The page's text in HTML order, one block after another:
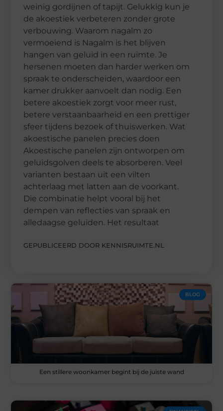
weinig gordijnen of tapijt. Gelukkig kun je
de akoestiek verbeteren zonder grote
verbouwing. Waarom nagalm zo
vermoeiend is Nagalm is het blijven
hangen van geluid in een ruimte. Je
hersenen moeten dan harder werken om
spraak te onderscheiden, waardoor een
kamer drukker aanvoelt dan nodig. Een
betere akoestiek zorgt voor meer rust,
betere verstaanbaarheid en een prettiger
sfeer tijdens bezoek of thuiswerken. Wat
akoestische panelen precies doen
Akoestische panelen zijn ontworpen om
geluidsgolven deels te absorberen. Veel
varianten bestaan uit een vilten
achterlaag met latten aan de voorkant.
Die combinatie helpt vooral bij het
dempen van reflecties van spraak en
alledaagse geluiden. Het resultaat
GEPUBLICEERD DOOR KENNISRUIMTE.NL
BLOG
Een stillere woonkamer begint bij de juiste wand